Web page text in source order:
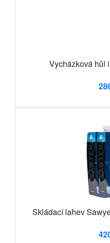
Vycházková hůl
Skládací lahev